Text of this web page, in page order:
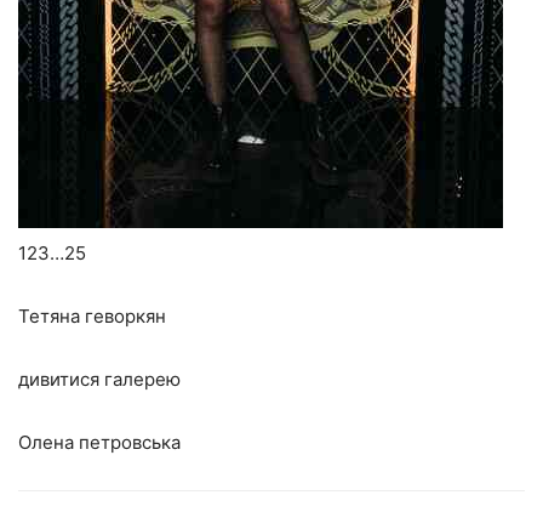
123…25
Тетяна геворкян
дивитися галерею
Олена петровська